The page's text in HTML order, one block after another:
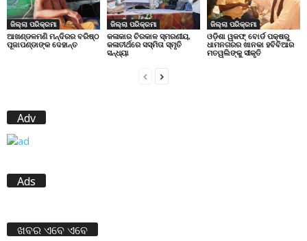
ଜିଲ୍ଲା ପରିକ୍ରମା
ଆଖଣ୍ଡଳମଣି ମନ୍ଦିରର ବରିଷ୍ଠ
ପୂଜାପଣ୍ଡାଙ୍କ ଦେହାନ୍ତ
ଜିଲ୍ଲା ପରିକ୍ରମା
କଳାକାର ଚିରକାଳ ସ୍ମରଣୀୟ,
କଳାତୀର୍ଥରେ ସସ୍ମିତା ସ୍ମୃତି
ସନ୍ଧ୍ୟା
ଜିଲ୍ଲା ପରିକ୍ରମା
ଓଡ଼ିଶା ୱକଫ୍ ବୋର୍ଡ ପକ୍ଷରୁ
ଧାମନଗରର ଖାନକା ହବିବିଆର
ମତୱଲିଙ୍କୁ ସୀକୃତି
Adv
Ads
ଖବର ଏବେ ଏବେ